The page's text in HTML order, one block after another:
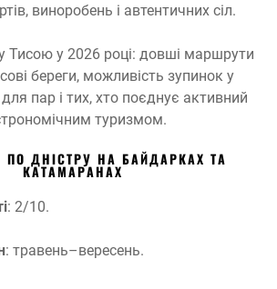
виноробень і автентичних сіл.
Тисою у 2026 році: довші маршрути
береги, можливість зупинок у
пар і тих, хто поєднує активний
туризмом.
ПО ДНІСТРУ НА БАЙДАРКАХ ТА
КАТАМАРАНАХ
: 2/10.
: травень–вересень.